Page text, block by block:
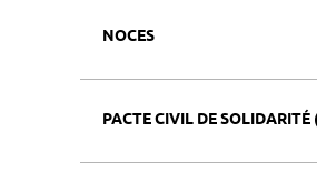
NOCES
PACTE CIVIL DE SOLIDARITÉ